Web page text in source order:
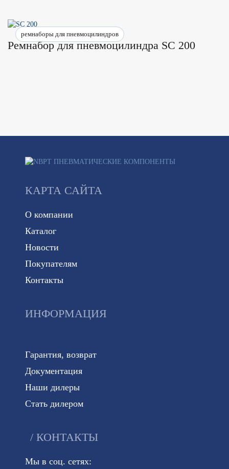
ремнаборы для пневмоцилиндров
Ремнабор для пневмоцилиндра SC 200
КАРТА САЙТА
О компании
Каталог
Новости
Покупателям
Контакты
ИНФОРМАЦИЯ
Гарантия, возврат
Документация
Наши дилеры
Стать дилером
КОНТАКТЫ
Мы в соц. сетях: